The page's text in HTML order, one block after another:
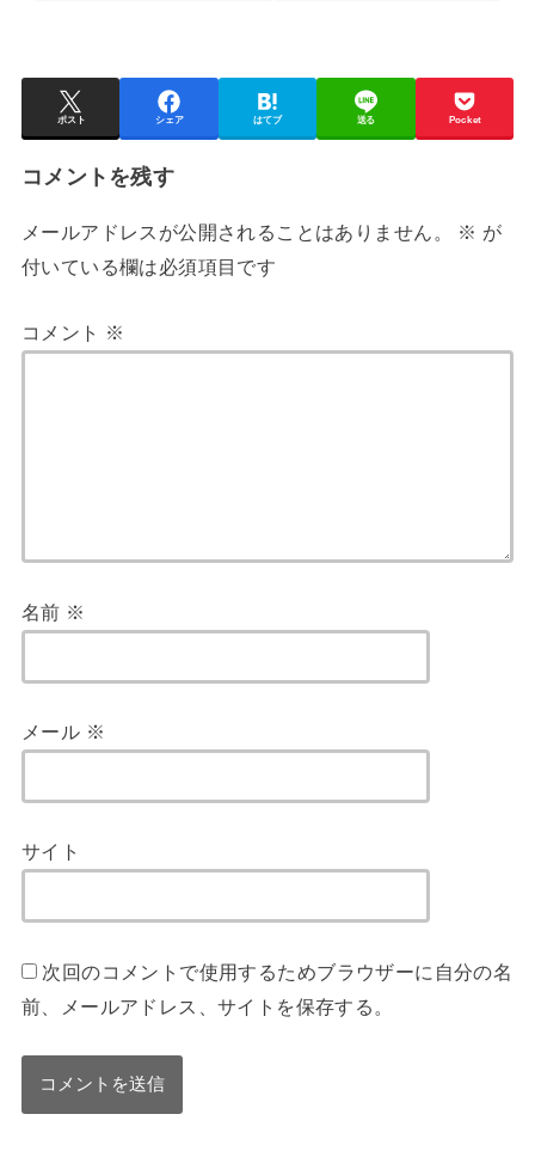
ポスト シェア はてブ 送る Pocket
コメントを残す
メールアドレスが公開されることはありません。 ※ が
付いている欄は必須項目です
コメント ※
名前 ※
メール ※
サイト
次回のコメントで使用するためブラウザーに自分の名
前、メールアドレス、サイトを保存する。